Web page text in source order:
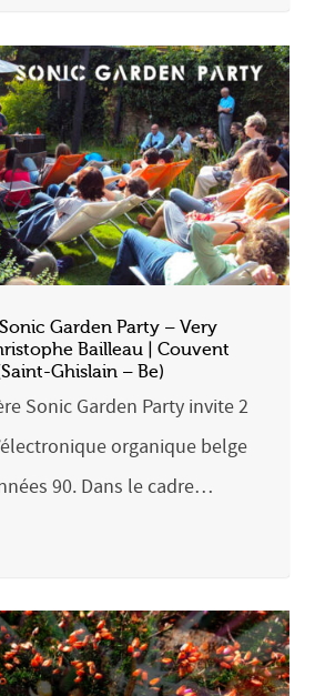
Garden Party – Very
Bailleau | Couvent
Ghislain – Be)
Sonic Garden Party invite 2
organique belge
90. Dans le cadre…